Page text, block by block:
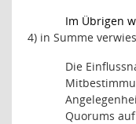
Im Übrigen
4) in Summe
Die
Quorums